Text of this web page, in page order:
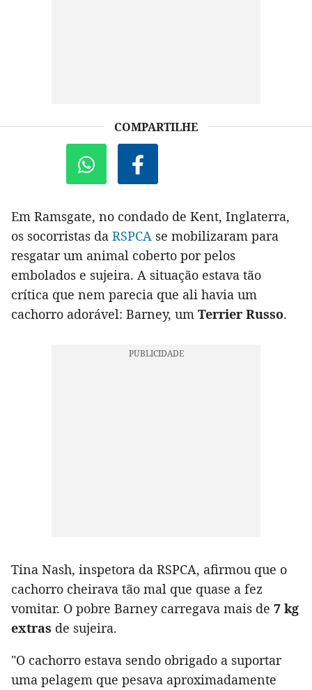
COMPARTILHE
Em Ramsgate, no condado de Kent, Inglaterra,
os socorristas da RSPCA se mobilizaram para
resgatar um animal coberto por pelos
embolados e sujeira. A situação estava tão
crítica que nem parecia que ali havia um
cachorro adorável: Barney, um Terrier Russo.
Tina Nash, inspetora da RSPCA, afirmou que o
cachorro cheirava tão mal que quase a fez
vomitar. O pobre Barney carregava mais de 7 kg
extras de sujeira.
"O cachorro estava sendo obrigado a suportar
uma pelagem que pesava aproximadamente